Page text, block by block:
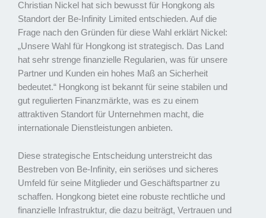
Christian Nickel hat sich bewusst für Hongkong als
Standort der Be-Infinity Limited entschieden. Auf die
Frage nach den Gründen für diese Wahl erklärt Nickel:
„Unsere Wahl für Hongkong ist strategisch. Das Land
hat sehr strenge finanzielle Regularien, was für unsere
Partner und Kunden ein hohes Maß an Sicherheit
bedeutet.“ Hongkong ist bekannt für seine stabilen und
gut regulierten Finanzmärkte, was es zu einem
attraktiven Standort für Unternehmen macht, die
internationale Dienstleistungen anbieten.
Diese strategische Entscheidung unterstreicht das
Bestreben von Be-Infinity, ein seriöses und sicheres
Umfeld für seine Mitglieder und Geschäftspartner zu
schaffen. Hongkong bietet eine robuste rechtliche und
finanzielle Infrastruktur, die dazu beiträgt, Vertrauen und